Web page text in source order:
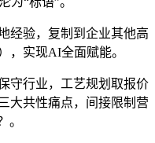
验，复制到企业其他高
，实现AI全面赋能。
行业，工艺规划取报价
大共性痛点，间接限制营
。